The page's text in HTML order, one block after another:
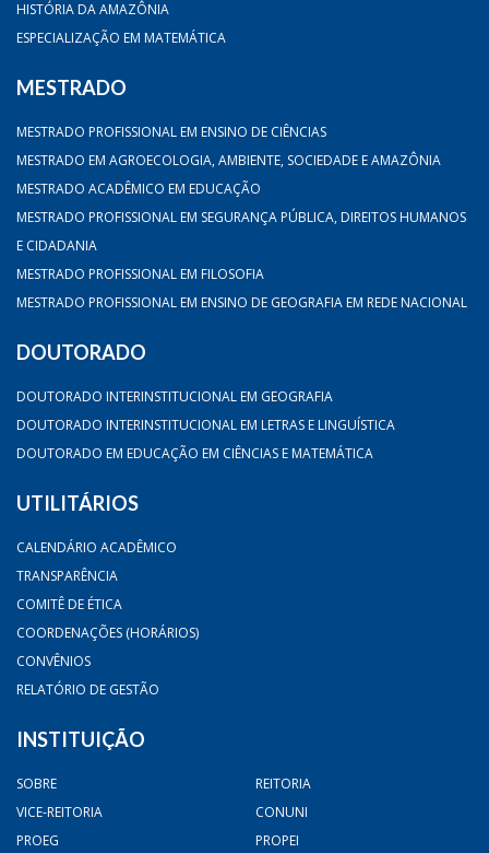
HISTÓRIA DA AMAZÔNIA
ESPECIALIZAÇÃO EM MATEMÁTICA
MESTRADO
MESTRADO PROFISSIONAL EM ENSINO DE CIÊNCIAS
MESTRADO EM AGROECOLOGIA, AMBIENTE, SOCIEDADE E AMAZÔNIA
MESTRADO ACADÊMICO EM EDUCAÇÃO
MESTRADO PROFISSIONAL EM SEGURANÇA PÚBLICA, DIREITOS HUMANOS
E CIDADANIA
MESTRADO PROFISSIONAL EM FILOSOFIA
MESTRADO PROFISSIONAL EM ENSINO DE GEOGRAFIA EM REDE NACIONAL
DOUTORADO
DOUTORADO INTERINSTITUCIONAL EM GEOGRAFIA
DOUTORADO INTERINSTITUCIONAL EM LETRAS E LINGUÍSTICA
DOUTORADO EM EDUCAÇÃO EM CIÊNCIAS E MATEMÁTICA
UTILITÁRIOS
CALENDÁRIO ACADÊMICO
TRANSPARÊNCIA
COMITÊ DE ÉTICA
COORDENAÇÕES (HORÁRIOS)
CONVÊNIOS
RELATÓRIO DE GESTÃO
INSTITUIÇÃO
SOBRE
REITORIA
VICE-REITORIA
CONUNI
PROEG
PROPEI